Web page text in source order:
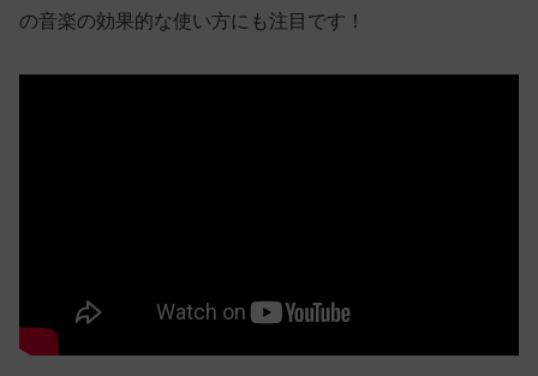
の音楽の効果的な使い方にも注目です！